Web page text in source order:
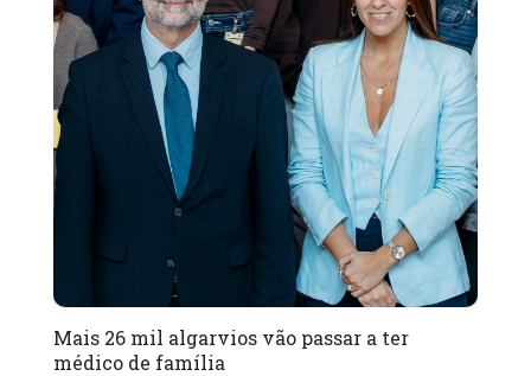
Mais 26 mil algarvios vão passar a ter
médico de família